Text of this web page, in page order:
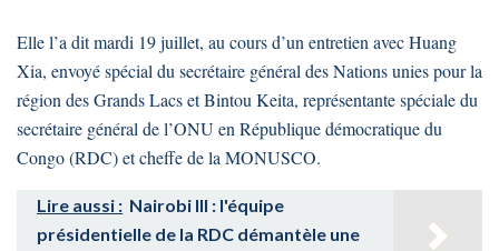
Elle l’a dit mardi 19 juillet, au cours d’un entretien avec Huang
Xia, envoyé spécial du secrétaire général des Nations unies pour la
région des Grands Lacs et Bintou Keita, représentante spéciale du
secrétaire général de l’ONU en République démocratique du
Congo (RDC) et cheffe de la MONUSCO.
Lire aussi : Nairobi III : l'équipe
présidentielle de la RDC démantèle une